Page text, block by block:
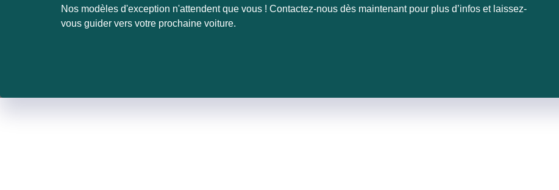
Nos modèles d'exception n'attendent que vous ! Contactez-nous dès maintenant pour plus d’infos et laissez-
vous guider vers votre prochaine voiture.